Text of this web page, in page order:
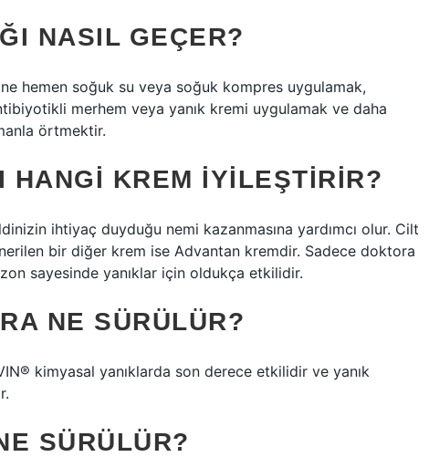
NASIL GEÇER?
hemen soğuk su veya soğuk kompres uygulamak,
merhem veya yanık kremi uygulamak ve daha
örtmektir.
HANGI KREM IYILEŞTIRIR?
ihtiyaç duyduğu nemi kazanmasına yardımcı olur. Cilt
bir diğer krem ​​ise Advantan kremdir. Sadece doktora
sayesinde yanıklar için oldukça etkilidir.
NE SÜRÜLÜR?
kimyasal yanıklarda son derece etkilidir ve yanık
SÜRÜLÜR?